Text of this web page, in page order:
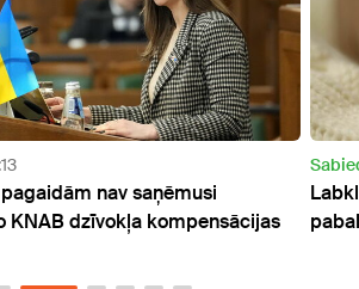
ministrija rosina palielināt
līdz 70% no algas